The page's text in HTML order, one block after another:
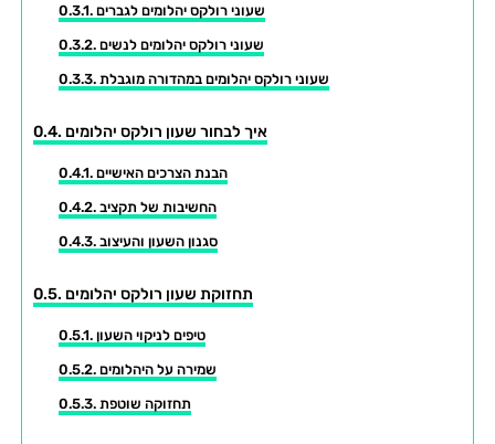
שעוני רולקס יהלומים לגברים
שעוני רולקס יהלומים לנשים
שעוני רולקס יהלומים במהדורה מוגבלת
איך לבחור שעון רולקס יהלומים
הבנת הצרכים האישיים
החשיבות של תקציב
סגנון השעון והעיצוב
תחזוקת שעון רולקס יהלומים
טיפים לניקוי השעון
שמירה על היהלומים
תחזוקה שוטפת